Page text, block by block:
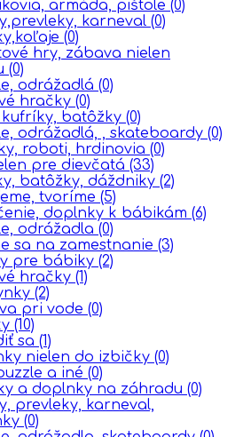
armáda, pištole (0)
karneval (0)
(0)
hry, zábava nielen
(0)
odrážadlá (0)
hračky (0)
kufríky, batôžky (0)
odrážadlá, , skateboardy (0)
roboti, hrdinovia (0)
pre dievčatá (33)
batôžky, dáždniky (2)
tvoríme (5)
doplnky k bábikám (6)
odrážadla (0)
sa na zamestnanie (3)
pre bábiky (2)
hračky (1)
(2)
pri vode (0)
(10)
sa (1)
nielen do izbičky (0)
a iné (0)
a doplnky na záhradu (0)
prevleky, karneval,
(0)